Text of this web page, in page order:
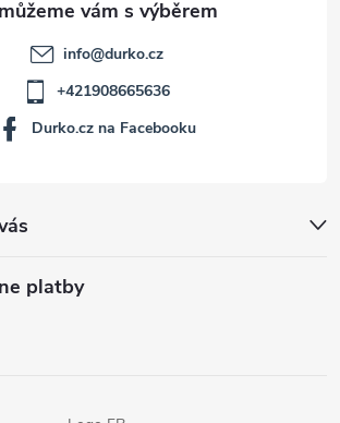
platby
info@durko.cz
+421908665636
Durko.cz na Facebooku